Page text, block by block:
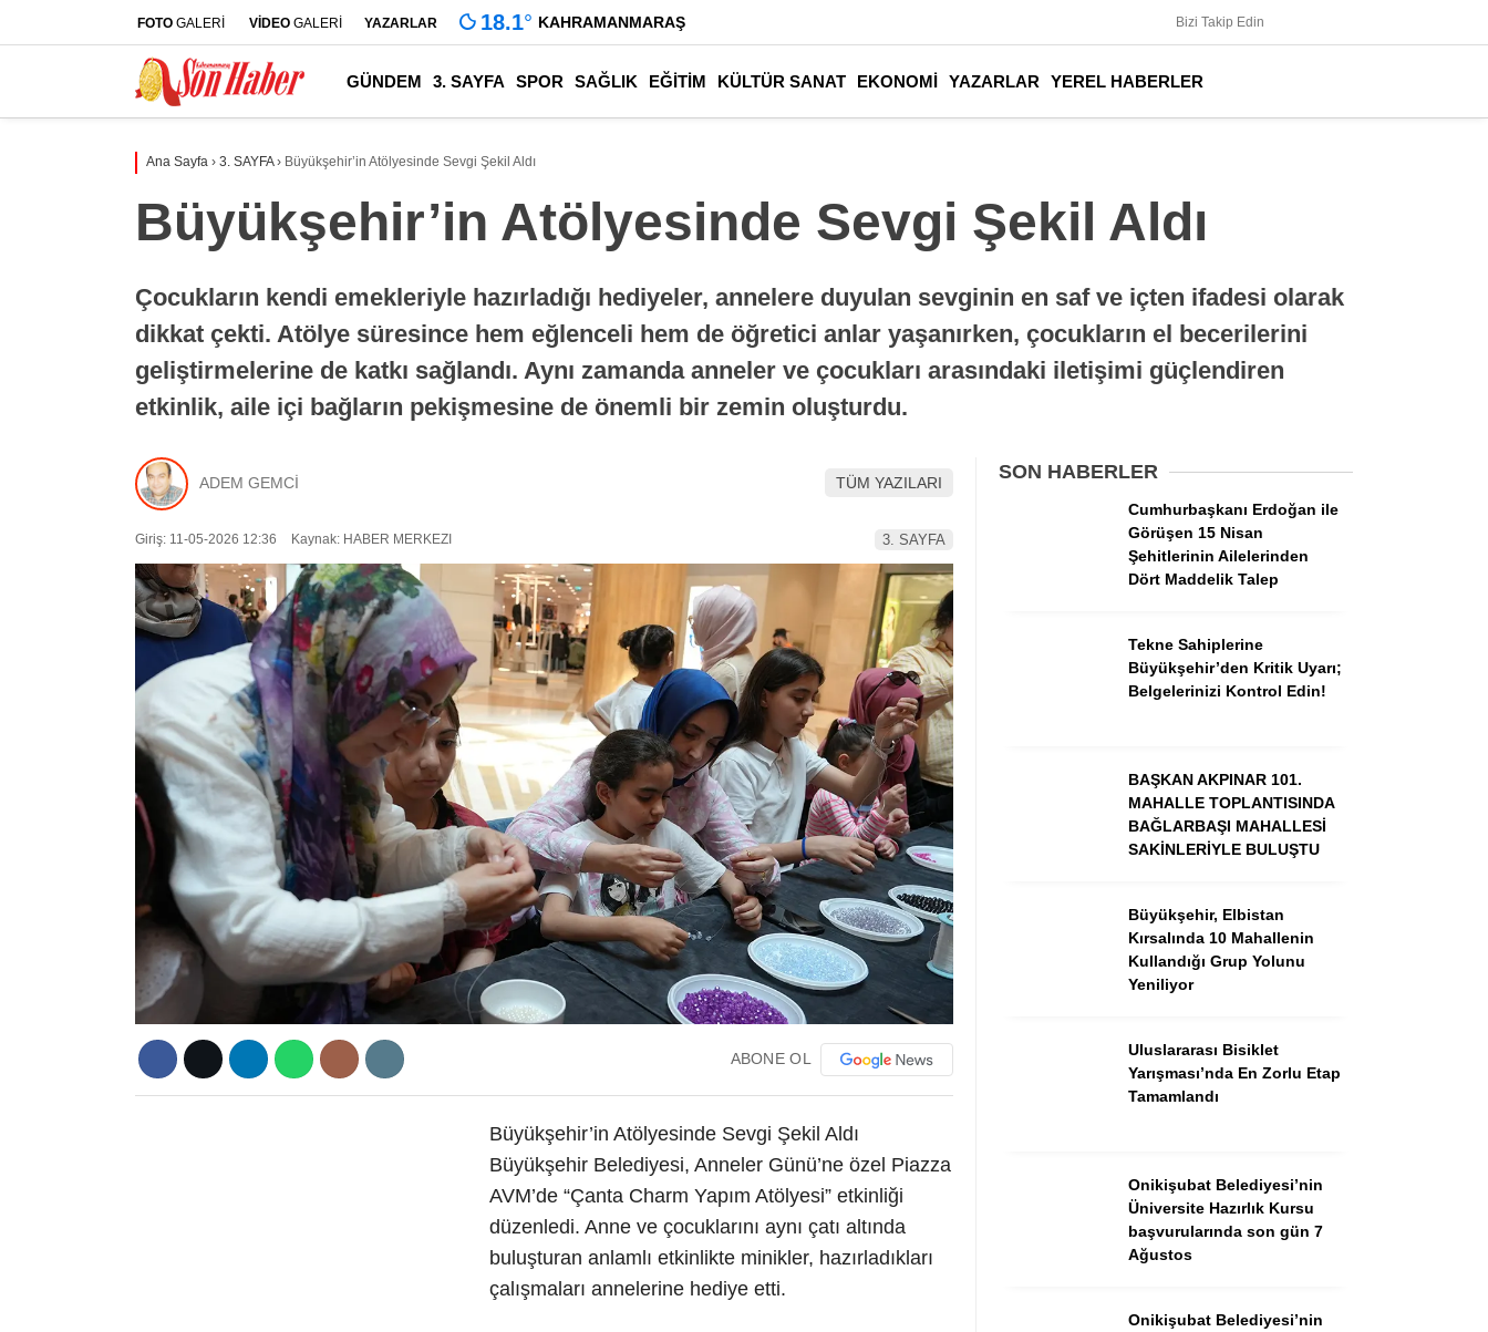
GÜNDEM
SPOR
SAĞLIK
KÜLTÜR SANAT
EKONOMİ
YAZARLAR
YEREL HABERLER
FOTO GALERİ VİDEO GALERİ YAZARLAR 18.1° KAHRAMANMARAŞ Bizi Takip Edin
GÜNDEM 3. SAYFA SPOR SAĞLIK EĞİTİM KÜLTÜR SANAT EKONOMİ YAZARLAR YEREL HABERLER
Ana Sayfa › 3. SAYFA› Büyükşehir’in Atölyesinde Sevgi Şekil Aldı
Büyükşehir’in Atölyesinde Sevgi Şekil Aldı
Çocukların kendi emekleriyle hazırladığı hediyeler, annelere duyulan sevginin en saf ve içten ifadesi olarak
dikkat çekti. Atölye süresince hem eğlenceli hem de öğretici anlar yaşanırken, çocukların el becerilerini
geliştirmelerine de katkı sağlandı. Aynı zamanda anneler ve çocukları arasındaki iletişimi güçlendiren
etkinlik, aile içi bağların pekişmesine de önemli bir zemin oluşturdu.
ADEM GEMCİ TÜM YAZILARI
Giriş: 11-05-2026 12:36 Kaynak: HABER MERKEZI 3. SAYFA
ABONE OL
Büyükşehir’in Atölyesinde Sevgi Şekil Aldı
Büyükşehir Belediyesi, Anneler Günü’ne özel Piazza
AVM’de “Çanta Charm Yapım Atölyesi” etkinliği
düzenledi. Anne ve çocuklarını aynı çatı altında
buluşturan anlamlı etkinlikte minikler, hazırladıkları
çalışmaları annelerine hediye etti.
SON HABERLER
Cumhurbaşkanı Erdoğan ile
Görüşen 15 Nisan
Şehitlerinin Ailelerinden
Dört Maddelik Talep
Tekne Sahiplerine
Büyükşehir’den Kritik Uyarı;
Belgelerinizi Kontrol Edin!
BAŞKAN AKPINAR 101.
MAHALLE TOPLANTISINDA
BAĞLARBAŞI MAHALLESİ
SAKİNLERİYLE BULUŞTU
Büyükşehir, Elbistan
Kırsalında 10 Mahallenin
Kullandığı Grup Yolunu
Yeniliyor
Uluslararası Bisiklet
Yarışması’nda En Zorlu Etap
Tamamlandı
Onikişubat Belediyesi’nin
Üniversite Hazırlık Kursu
başvurularında son gün 7
Ağustos
Onikişubat Belediyesi’nin